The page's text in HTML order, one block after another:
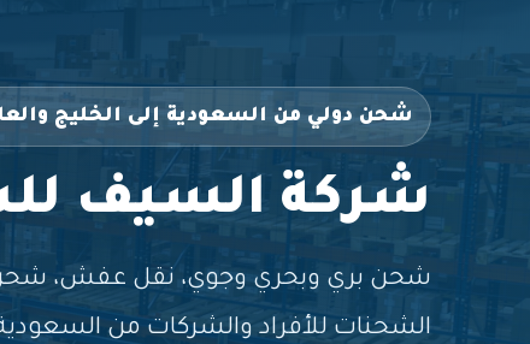
شحن دولي من السعودية إلى الخليج
شركة السيف
شحن بري وبحري وجوي، نقل عفش، شحن
الشحنات للأفراد والشركات من